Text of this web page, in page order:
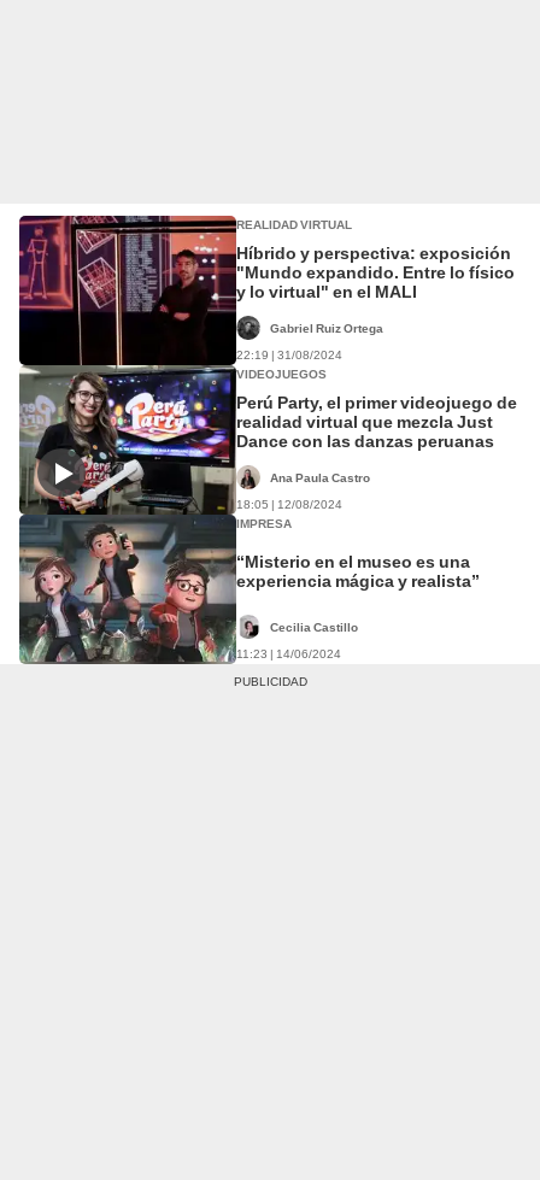
REALIDAD VIRTUAL
Híbrido y perspectiva: exposición
"Mundo expandido. Entre lo físico
y lo virtual" en el MALI
Gabriel Ruiz Ortega
22:19 | 31/08/2024
VIDEOJUEGOS
Perú Party, el primer videojuego de
realidad virtual que mezcla Just
Dance con las danzas peruanas
Ana Paula Castro
18:05 | 12/08/2024
IMPRESA
“Misterio en el museo es una
experiencia mágica y realista”
Cecilia Castillo
11:23 | 14/06/2024